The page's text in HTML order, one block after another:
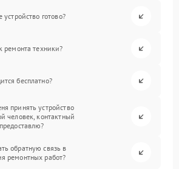
готово?
ремонта техники?
бесплатно?
принять устройство
человек, контактный
обратную связь в
ремонтных работ?